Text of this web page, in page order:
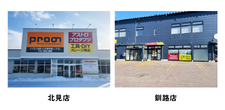
北見店 釧路店